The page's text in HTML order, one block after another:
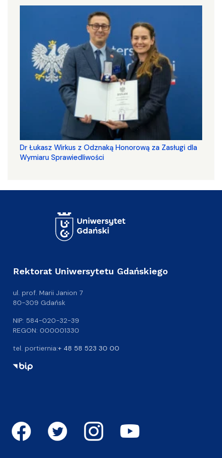
Dr Łukasz Wirkus z Odznaką Honorową za Zasługi dla
Wymiaru Sprawiedliwości
Rektorat Uniwersytetu Gdańskiego
ul. prof. Marii Janion 7
80-309 Gdańsk
NIP: 584-020-32-39
REGON: 000001330
tel. portiernia:+ 48 58 523 30 00